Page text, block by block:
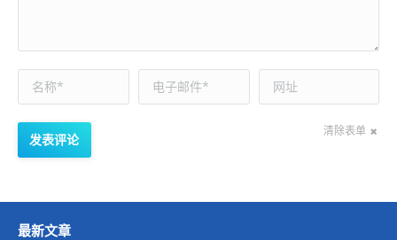
名称* 电子邮件* 网址
清除表单
发表评论
最新文章